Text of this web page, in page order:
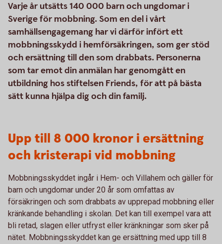
Varje år utsätts 140 000 barn och ungdomar i
Sverige för mobbning. Som en del i vårt
samhällsengagemang har vi därför infört ett
mobbningsskydd i hemförsäkringen, som ger stöd
och ersättning till den som drabbats. Personerna
som tar emot din anmälan har genomgått en
utbildning hos stiftelsen Friends, för att på bästa
sätt kunna hjälpa dig och din familj.
Upp till 8 000 kronor i ersättning
och kristerapi vid mobbning
Mobbningsskyddet ingår i Hem- och Villahem och gäller för
barn och ungdomar under 20 år som omfattas av
försäkringen och som drabbats av upprepad mobbning eller
kränkande behandling i skolan. Det kan till exempel vara att
bli retad, slagen eller utfryst eller kränkningar som sker på
nätet. Mobbningsskyddet kan ge ersättning med upp till 8